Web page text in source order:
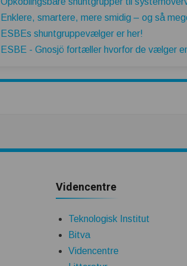
Enklere, smartere, mere smidig – og så
ESBEs shuntgruppevælger er her!
ESBE - Gnosjö fortæller hvorfor de vælger
Videncentre
Teknologisk Institut
Bitva
Videncentre